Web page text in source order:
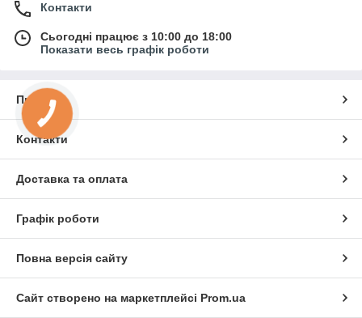
Контакти
Сьогодні працює з 10:00 до 18:00
Показати весь графік роботи
Про нас
Контакти
Доставка та оплата
Графік роботи
Повна версія сайту
Сайт створено на маркетплейсі Prom.ua
КНОПКА
ЗВ'ЯЗКУ